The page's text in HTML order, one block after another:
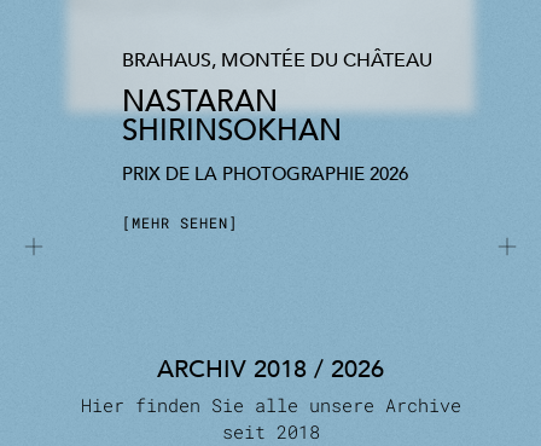
BRAHAUS, MONTÉE DU CHÂTEAU
NASTARAN
SHIRINSOKHAN
PRIX DE LA PHOTOGRAPHIE 2026
MEHR SEHEN
ARCHIV 2018 / 2026
Hier finden Sie alle unsere Archive
seit 2018